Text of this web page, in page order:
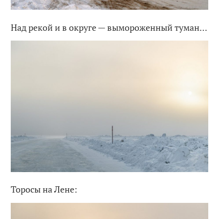
Над рекой и в округе — вымороженный туман…
Торосы на Лене: